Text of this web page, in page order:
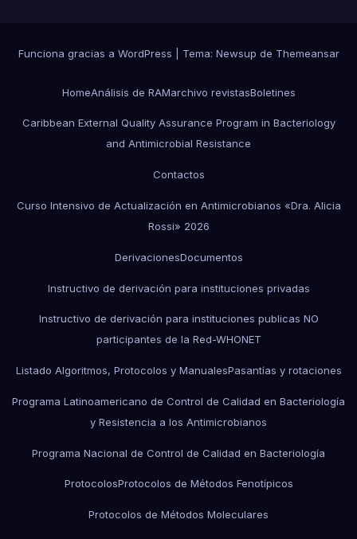
Funciona gracias a WordPress Tema: Newsup de Themeansar
HomeAnálisis de RAMarchivo revistasBoletines
Caribbean External Quality Assurance Program in Bacteriology
and Antimicrobial Resistance
Contactos
Curso Intensivo de Actualización en Antimicrobianos «Dra. Alicia
Rossi» 2026
DerivacionesDocumentos
Instructivo de derivación para instituciones privadas
Instructivo de derivación para instituciones publicas NO
participantes de la Red-WHONET
Listado Algoritmos, Protocolos y ManualesPasantías y rotaciones
Programa Latinoamericano de Control de Calidad en Bacteriología
y Resistencia a los Antimicrobianos
Programa Nacional de Control de Calidad en Bacteriología
ProtocolosProtocolos de Métodos Fenotípicos
Protocolos de Métodos Moleculares